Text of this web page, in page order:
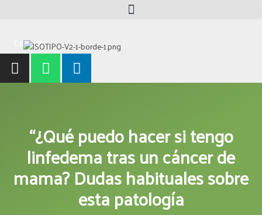
Colabora
I
n
s
m
W
h
a
a
p
p
L
i
n
d
i
n
“¿Qué puedo hacer si tengo
linfedema tras un cáncer de
mama? Dudas habituales sobre
esta patología